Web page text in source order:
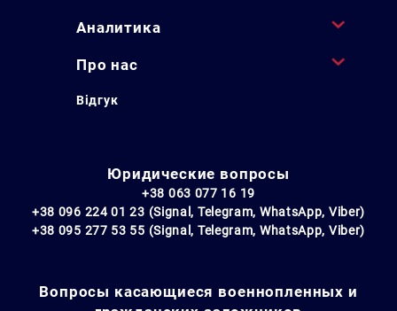
Аналитика
Про нас
Відгук
Юридические вопросы
+38 063 077 16 19
+38 096 224 01 23 (Signal, Telegram, WhatsApp, Viber)
+38 095 277 53 55 (Signal, Telegram, WhatsApp, Viber)
Вопросы касающиеся военнопленных и